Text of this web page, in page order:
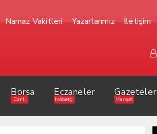
Namaz Vakitleri Yazarlarımız İletişim
Borsa
Canlı
Eczaneler
Nöbetçi
Gazeteler
Manşet